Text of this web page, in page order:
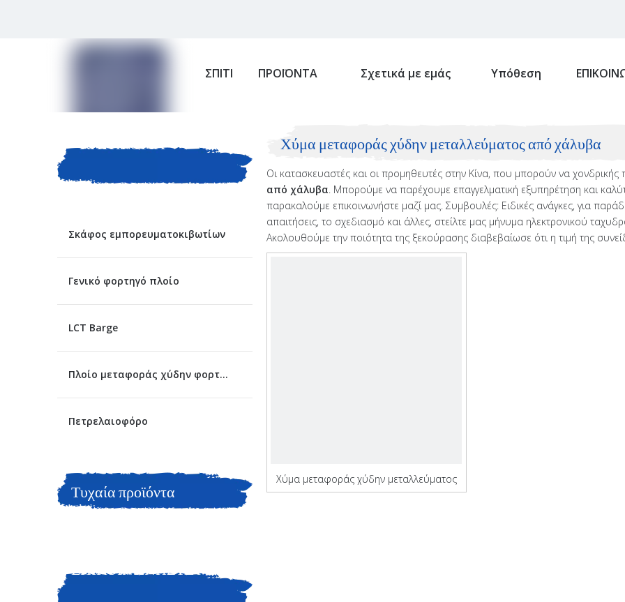
ΣΠΙΤΙ ΠΡΟΪΟΝΤΑ Σχετικά με εμάς Υπόθεση
ΚΑΤΗΓΟΡΙΑ
ΠΡΟΙΟΝΤΟΣ
Σκάφος εμπορευματοκιβωτίων
Γενικό φορτηγό πλοίο
LCT Barge
Πλοίο μεταφοράς χύδην φορτίου
Πετρελαιοφόρο
Τυχαία προϊόντα
ΕΠΙΚΟΙΝΩΝΗΣΤΕ ΜΑΖΙ
Χύμα μεταφοράς χύδην μεταλλεύματος από χάλυβα
Οι κατασκευαστές και οι προμηθευτές στην Κίνα, που μπορούν να
από χάλυβα. Μπορούμε να παρέχουμε επαγγελματική εξυπηρέτηση και
παρακαλούμε επικοινωνήστε μαζί μας. Συμβουλές: Ειδικές ανάγκες, για
απαιτήσεις, το σχεδιασμό και άλλες, στείλτε μας μήνυμα ηλεκτρονικού
Ακολουθούμε την ποιότητα της ξεκούρασης διαβεβαίωσε ότι η τιμή της
Χύμα μεταφοράς χύδην μεταλλεύματος
από χάλυβα με δοχείο